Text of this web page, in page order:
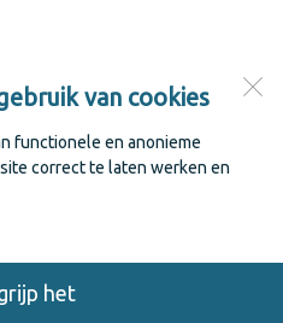
van cookies
functionele en anonieme
correct te laten werken en
het